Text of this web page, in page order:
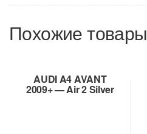
Похожие товары
AUDI A4 AVANT
2009+ — Air 2 Silver